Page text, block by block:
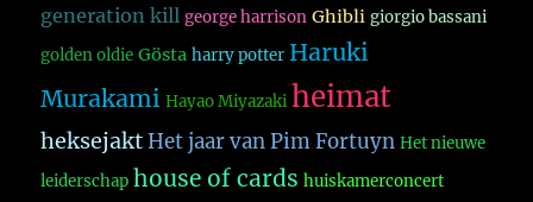
generation kill george harrison Ghibli giorgio bassani
golden oldie Gösta harry potter Haruki
Murakami Hayao Miyazaki heimat
heksejakt Het jaar van Pim Fortuyn Het nieuwe
leiderschap house of cards huiskamerconcert